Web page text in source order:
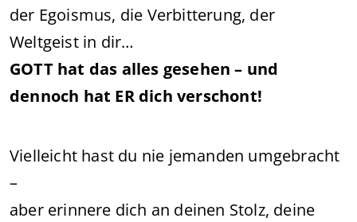
der Egoismus, die Verbitterung, der
Weltgeist in dir…
GOTT hat das alles gesehen – und
dennoch hat ER dich verschont!
Vielleicht hast du nie jemanden umgebracht
–
aber erinnere dich an deinen Stolz, deine